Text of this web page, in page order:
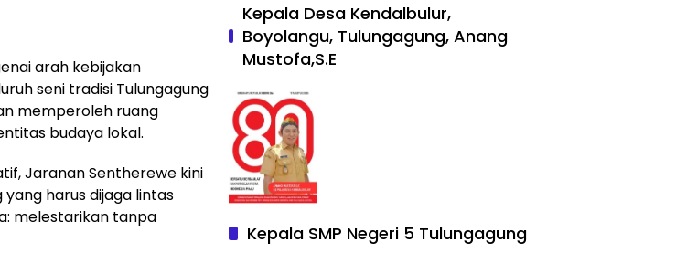
arah kebijakan
seni tradisi Tulungagung
memperoleh ruang
budaya lokal.
Jaranan Sentherewe kini
harus dijaga lintas
melestarikan tanpa
Kepala Desa Kendalbulur,
Boyolangu, Tulungagung, Anang
Mustofa,S.E
Kepala SMP Negeri 5 Tulungagung